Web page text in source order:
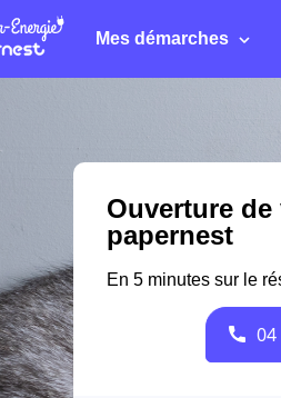
Mes démarches